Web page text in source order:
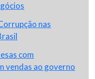
nas
com
vendas ao governo